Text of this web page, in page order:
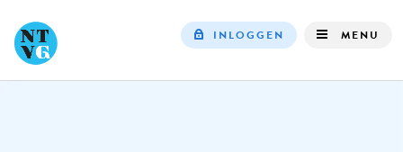
INLOGGEN MENU